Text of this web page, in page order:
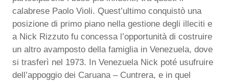
calabrese Paolo Violi. Quest’ultimo conquistò una
posizione di primo piano nella gestione degli illeciti e
a Nick Rizzuto fu concessa l’opportunità di costruire
un altro avamposto della famiglia in Venezuela, dove
si trasferì nel 1973. In Venezuela Nick poté usufruire
dell’appoggio dei Caruana – Cuntrera, e in quel